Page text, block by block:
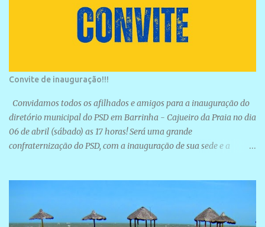
Convite de inauguração!!!
Convidamos todos os afilhados e amigos para a inauguração do
diretório municipal do PSD em Barrinha - Cajueiro da Praia no dia
06 de abril (sábado) as 17 horas! Será uma grande
confraternização do PSD, com a inauguração de sua sede e a